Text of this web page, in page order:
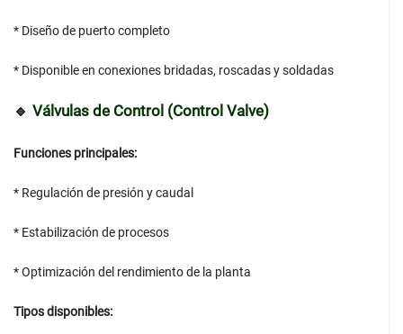
* Diseño de puerto completo
* Disponible en conexiones bridadas, roscadas y soldadas
🔹 Válvulas de Control (Control Valve)
Funciones principales:
* Regulación de presión y caudal
* Estabilización de procesos
* Optimización del rendimiento de la planta
Tipos disponibles: